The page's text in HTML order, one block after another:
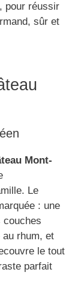
pour réussir
sûr et
Mont-
Le
: une
couches
au rhum, et
le tout
parfait